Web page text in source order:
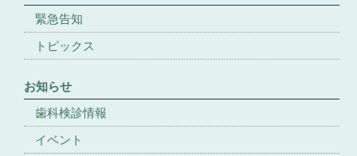
緊急告知
トピックス
お知らせ
歯科検診情報
イベント